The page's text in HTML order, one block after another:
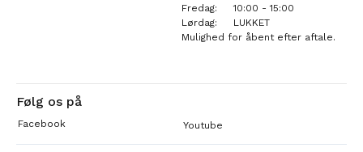
Fredag:
10:00 - 15:00
Lørdag:
LUKKET
Mulighed for åbent efter aftale.
Følg os på
Facebook Youtube